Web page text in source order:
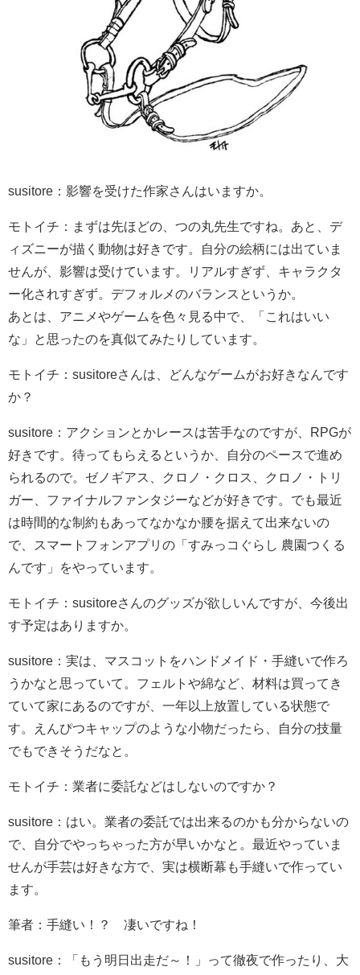
susitore：影響を受けた作家さんはいますか。
モトイチ：まずは先ほどの、つの丸先生ですね。あと、デ
ィズニーが描く動物は好きです。自分の絵柄には出ていま
せんが、影響は受けています。リアルすぎず、キャラクタ
ー化されすぎず。デフォルメのバランスというか。
あとは、アニメやゲームを色々見る中で、「これはいい
な」と思ったのを真似てみたりしています。
モトイチ：susitoreさんは、どんなゲームがお好きなんです
か？
susitore：アクションとかレースは苦手なのですが、RPGが
好きです。待ってもらえるというか、自分のペースで進め
られるので。ゼノギアス、クロノ・クロス、クロノ・トリ
ガー、ファイナルファンタジーなどが好きです。でも最近
は時間的な制約もあってなかなか腰を据えて出来ないの
で、スマートフォンアプリの「すみっコぐらし 農園つくる
んです」をやっています。
モトイチ：susitoreさんのグッズが欲しいんですが、今後出
す予定はありますか。
susitore：実は、マスコットをハンドメイド・手縫いで作ろ
うかなと思っていて。フェルトや綿など、材料は買ってき
ていて家にあるのですが、一年以上放置している状態で
す。えんぴつキャップのような小物だったら、自分の技量
でもできそうだなと。
モトイチ：業者に委託などはしないのですか？
susitore：はい。業者の委託では出来るのかも分からないの
で、自分でやっちゃった方が早いかなと。最近やっていま
せんが手芸は好きな方で、実は横断幕も手縫いで作ってい
ます。
筆者：手縫い！？ 凄いですね！
susitore：「もう明日出走だ～！」って徹夜で作ったり、大